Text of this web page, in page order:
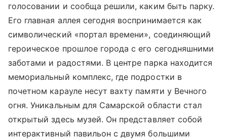
голосовании и сообща решили, каким быть парку.
Его главная аллея сегодня воспринимается как
символический «портал времени», соединяющий
героическое прошлое города с его сегодняшними
заботами и радостями. В центре парка находится
мемориальный комплекс, где подростки в
почетном карауле несут вахту памяти у Вечного
огня. Уникальным для Самарской области стал
открытый здесь музей. Он представляет собой
интерактивный павильон с двумя большими